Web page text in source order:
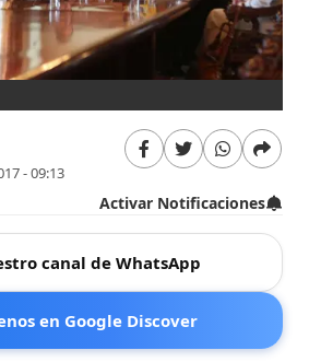
- 09:13
Activar Notificaciones
canal de WhatsApp
en Google Discover